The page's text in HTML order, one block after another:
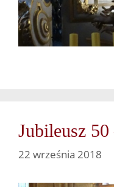
Jubileusz
22 września 2018